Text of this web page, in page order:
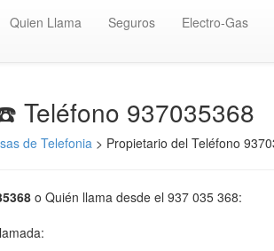
Quien Llama Seguros Electro-Gas
Teléfono 937035368
de Telefonia > Propietario del Teléfono
o Quién llama desde el 937 035 368: